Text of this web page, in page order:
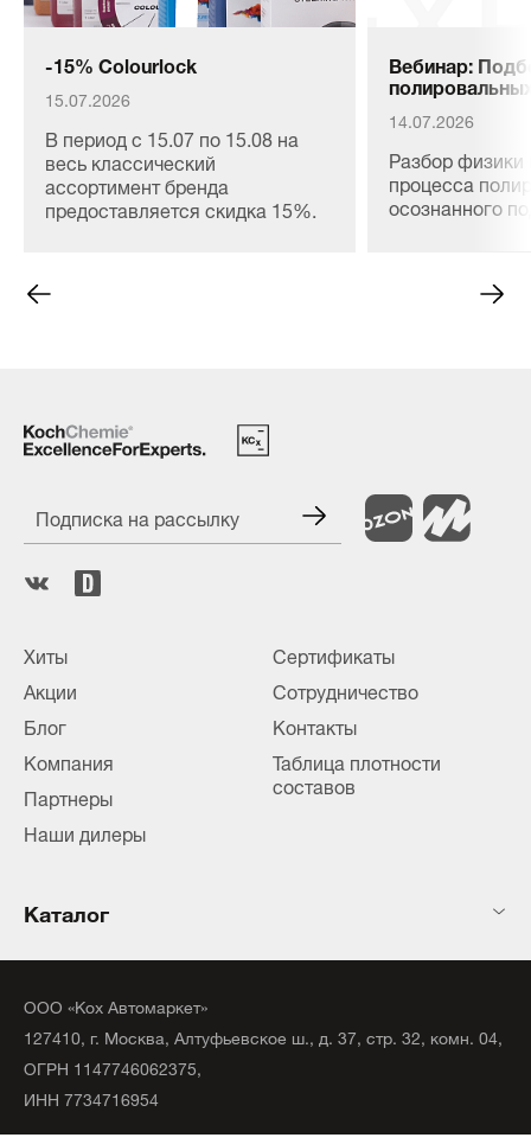
-15% Colourlock
15.07.2026
В период с 15.07 по 15.08 на
весь классический
ассортимент бренда
предоставляется скидка 15%.
Вебинар:
14.07.2026
Разбор
процесса
осознанного
ЛКП любой
Подписка на рассылку
Хиты
Акции
Блог
Компания
Партнеры
Наши дилеры
Сертификаты
Сотрудничество
Контакты
Таблица плотности
составов
Каталог
ООО «Кох Автомаркет»
127410, г. Москва, Алтуфьевское ш., д. 37, стр. 32, комн. 04,
ОГРН 1147746062375,
ИНН 7734716954